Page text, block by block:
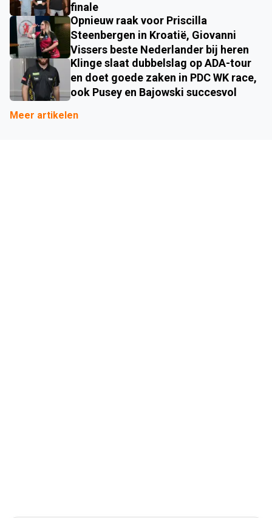
finale
Opnieuw raak voor Priscilla
Steenbergen in Kroatië, Giovanni
Vissers beste Nederlander bij heren
Klinge slaat dubbelslag op ADA-tour
en doet goede zaken in PDC WK race,
ook Pusey en Bajowski succesvol
Meer artikelen